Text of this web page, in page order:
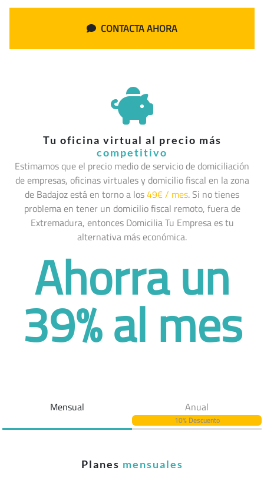
CONTACTA AHORA
Tu oficina virtual al precio más
competitivo
Estimamos que el precio medio de servicio de domiciliación
de empresas, oficinas virtuales y domicilio fiscal en la zona
de Badajoz está en torno a los49€ / mes. Si no tienes
problema en tener un domicilio fiscal remoto, fuera de
Extremadura, entonces Domicilia Tu Empresa es tu
alternativa más económica.
Ahorra un
39% al mes
Mensual Anual
10% Descuento
Planes mensuales